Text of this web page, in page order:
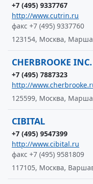
+7 (495) 9337767
http://www.cutrin.ru
факс +7 (495) 9337760
123154, Москва,
CHERBROOKE INC.
+7 (495) 7887323
http://
125599, Москва,
CIBITAL
+7 (495) 9547399
http://www.cibital.ru
факс +7 (495) 9581809
117105, Москва,